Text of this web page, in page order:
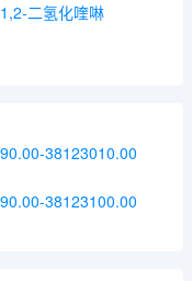
二氢化喹啉
38123010.00
38123100.00